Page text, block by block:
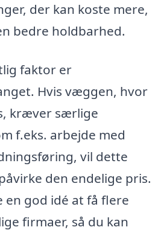
der kan koste mere,
bedre holdbarhed.
faktor er
Hvis væggen, hvor
kræver særlige
f.eks. arbejde med
vil dette
den endelige pris.
god idé at få flere
firmaer, så du kan